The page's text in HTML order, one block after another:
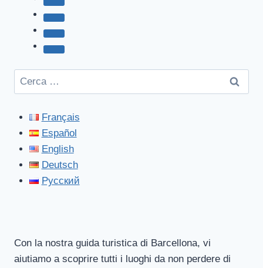
Ricerca
per:
Français
Español
English
Deutsch
Русский
Con la nostra guida turistica di Barcellona, vi
aiutiamo a scoprire tutti i luoghi da non perdere di